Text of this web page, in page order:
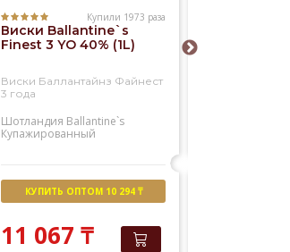
Купили 1973 раза
Виски Ballantine`s
Finest 3 YO 40% (1L)
Виски Баллантайнз Файнест
3 года
Шотландия Ballantine`s
Купажированный
КУПИТЬ ОПТОМ 10 294 ₸
11 067 ₸